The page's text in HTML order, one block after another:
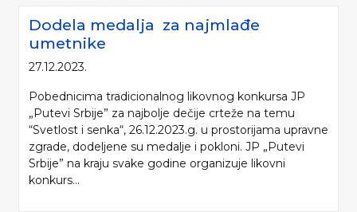
Dodela medalja za najmlađe
umetnike
27.12.2023.
Pobednicima tradicionalnog likovnog konkursa JP
„Putevi Srbije” za najbolje dečije crteže na temu
“Svetlost i senka“, 26.12.2023.g. u prostorijama upravne
zgrade, dodeljene su medalje i pokloni. JP „Putevi
Srbije” na kraju svake godine organizuje likovni
konkurs...